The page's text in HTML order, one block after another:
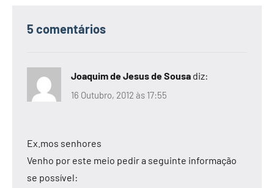
5 comentários
Joaquim de Jesus de Sousa diz:
16 Outubro, 2012 às 17:55
Ex.mos senhores
Venho por este meio pedir a seguinte informação
se possível: